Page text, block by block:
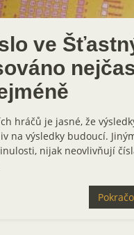
ve
hráčů je jasné, že
na výsledky budoucí.
nijak neovlivňují